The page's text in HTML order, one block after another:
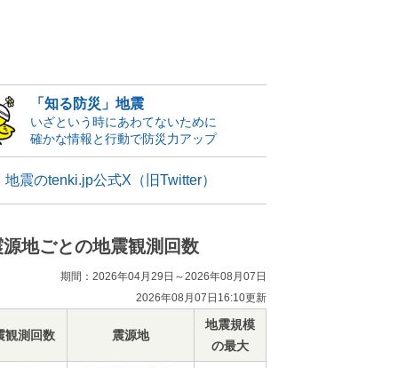
「知る防災」地震
いざという時にあわてないために
確かな情報と行動で防災力アップ
地震のtenki.jp公式X（旧Twitter）
源地ごとの地震観測回数
期間：2026年04月29日～2026年08月07日
2026年08月07日16:10更新
観測回数 震源地
地震規模
の最大